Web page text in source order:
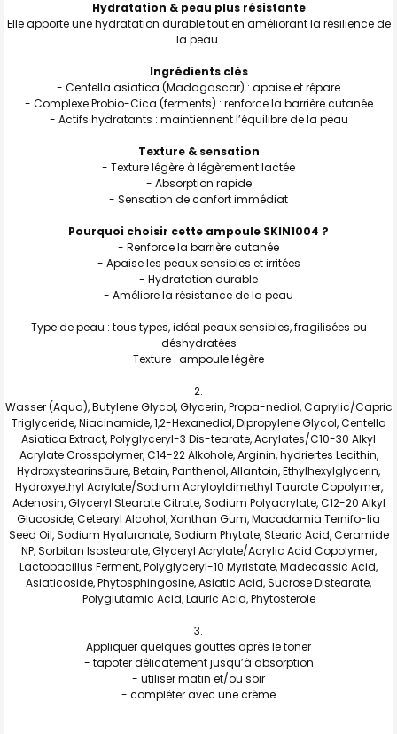
Hydratation & peau plus résistante
Elle apporte une hydratation durable tout en améliorant la résilience de
la peau.
Ingrédients clés
- Centella asiatica (Madagascar) : apaise et répare
- Complexe Probio-Cica (ferments) : renforce la barrière cutanée
- Actifs hydratants : maintiennent l’équilibre de la peau
Texture & sensation
- Texture légère à légèrement lactée
- Absorption rapide
- Sensation de confort immédiat
Pourquoi choisir cette ampoule SKIN1004 ?
- Renforce la barrière cutanée
- Apaise les peaux sensibles et irritées
- Hydratation durable
- Améliore la résistance de la peau
Type de peau : tous types, idéal peaux sensibles, fragilisées ou
déshydratées
Texture : ampoule légère
Wasser (Aqua), Butylene Glycol, Glycerin, Propa-nediol, Caprylic/Capric
Triglyceride, Niacinamide, 1,2-Hexanediol, Dipropylene Glycol, Centella
Asiatica Extract, Polyglyceryl-3 Dis-tearate, Acrylates/C10-30 Alkyl
Acrylate Crosspolymer, C14-22 Alkohole, Arginin, hydriertes Lecithin,
Hydroxystearinsäure, Betain, Panthenol, Allantoin, Ethylhexylglycerin,
Hydroxyethyl Acrylate/Sodium Acryloyldimethyl Taurate Copolymer,
Adenosin, Glyceryl Stearate Citrate, Sodium Polyacrylate, C12-20 Alkyl
Glucoside, Cetearyl Alcohol, Xanthan Gum, Macadamia Ternifo-lia
Seed Oil, Sodium Hyaluronate, Sodium Phytate, Stearic Acid, Ceramide
NP, Sorbitan Isostearate, Glyceryl Acrylate/Acrylic Acid Copolymer,
Lactobacillus Ferment, Polyglyceryl-10 Myristate, Madecassic Acid,
Asiaticoside, Phytosphingosine, Asiatic Acid, Sucrose Distearate,
Polyglutamic Acid, Lauric Acid, Phytosterole
Appliquer quelques gouttes après le toner
- tapoter délicatement jusqu’à absorption
- utiliser matin et/ou soir
- compléter avec une crème